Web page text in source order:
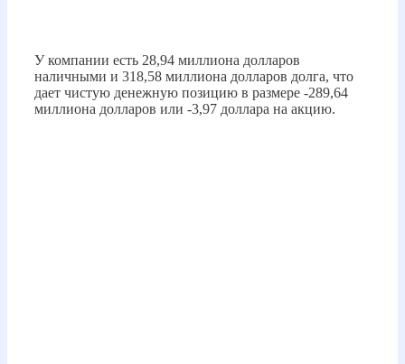
У компании есть 28,94 миллиона долларов
наличными и 318,58 миллиона долларов долга, что
дает чистую денежную позицию в размере -289,64
миллиона долларов или -3,97 доллара на акцию.